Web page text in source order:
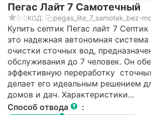
Пегас Лайт 7 Самотечный
0.0КОД: pegas_lite_7_samotek_bez-
Купить септик Пегас лайт 7
это надежная автономная система
очистки сточных вод,
обслуживания до 7 человек. Он
эффективную переработку
делает его идеальным решением
домов и дач. Характеристики...
Способ отвода
: